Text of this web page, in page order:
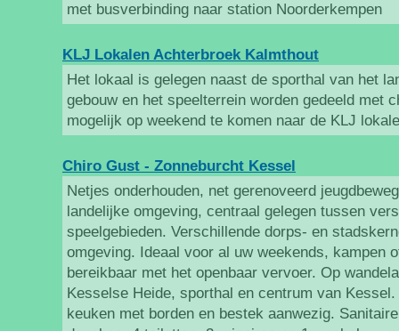
met busverbinding naar station Noorderkempen
KLJ Lokalen Achterbroek Kalmthout
Het lokaal is gelegen naast de sporthal van het
gebouw en het speelterrein worden gedeeld met
mogelijk op weekend te komen naar de KLJ
Chiro Gust - Zonneburcht Kessel
Netjes onderhouden, net gerenoveerd
landelijke omgeving, centraal gelegen tussen
speelgebieden. Verschillende dorps- en
omgeving. Ideaal voor al uw weekends, kampen
bereikbaar met het openbaar vervoer. Op
Kesselse Heide, sporthal en centrum van
keuken met borden en bestek aanwezig.